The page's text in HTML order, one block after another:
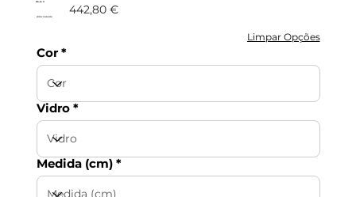
354,24 € 442,80 €
c/IVA incluído
Limpar Opções
Cor
Vidro
Medida (cm)